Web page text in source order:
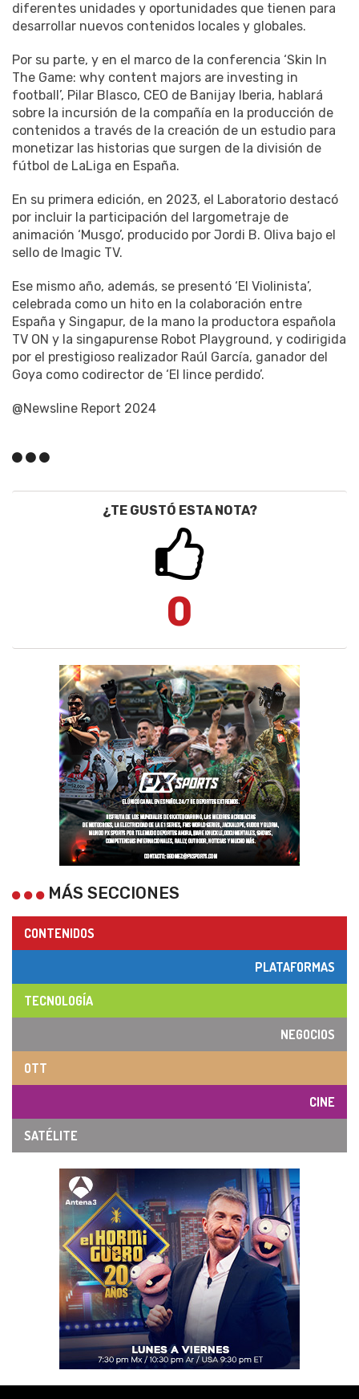
diferentes unidades y oportunidades que tienen para
desarrollar nuevos contenidos locales y globales.
Por su parte, y en el marco de la conferencia ‘Skin In
The Game: why content majors are investing in
football’, Pilar Blasco, CEO de Banijay Iberia, hablará
sobre la incursión de la compañía en la producción de
contenidos a través de la creación de un estudio para
monetizar las historias que surgen de la división de
fútbol de LaLiga en España.
En su primera edición, en 2023, el Laboratorio destacó
por incluir la participación del largometraje de
animación ‘Musgo’, producido por Jordi B. Oliva bajo el
sello de Imagic TV.
Ese mismo año, además, se presentó ‘El Violinista’,
celebrada como un hito en la colaboración entre
España y Singapur, de la mano la productora española
TV ON y la singapurense Robot Playground, y codirigida
por el prestigioso realizador Raúl García, ganador del
Goya como codirector de ‘El lince perdido’.
@Newsline Report 2024
¿TE GUSTÓ ESTA NOTA?
0
MÁS SECCIONES
CONTENIDOS
PLATAFORMAS
TECNOLOGÍA
NEGOCIOS
OTT
CINE
SATÉLITE